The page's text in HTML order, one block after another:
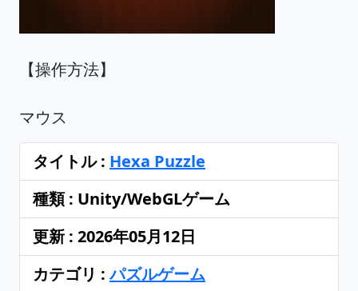
【操作方法】
マウス
タイトル : Hexa Puzzle
種類 : Unity/WebGLゲーム
更新 : 2026年05月12日
カテゴリ :パズルゲーム